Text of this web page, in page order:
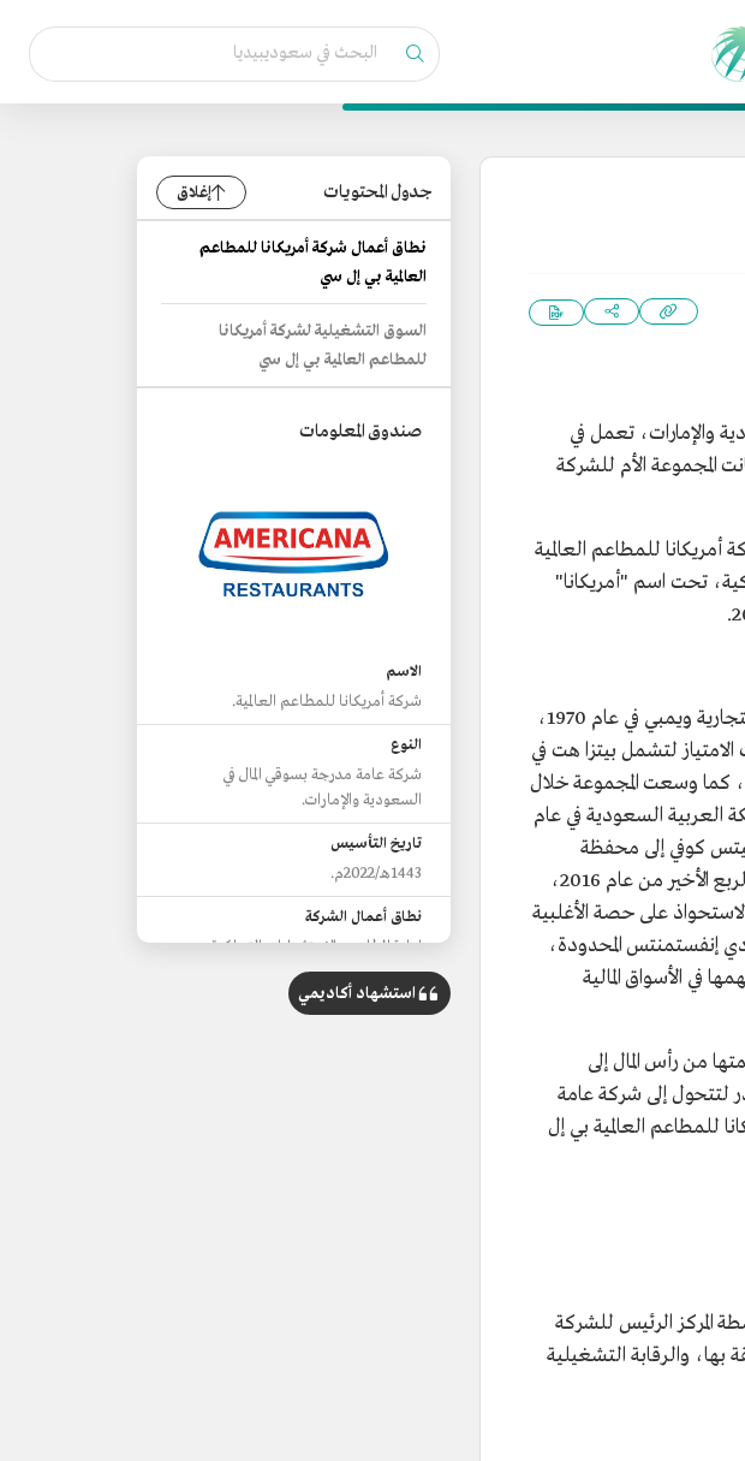
والإمارات، تعمل في
التملكية، تأسست في 26 شوال 1443هـ/27 مايو 2022م. وكانت المجموعة الأم للشركة
أمريكانا للمطاعم العالمية
تحت اسم "أمريكانا"
تأسست الشركة الأم السابقة في عام 1964 بدولة الكويت وبدأت عملياتها المتعلقة بالعلامة التجارية ويمبي في عام 1970،
2016، نوعت المجموعة شراكات الامتياز لتشمل بيتزا هت في
عام 1979، وهارديز في عام 1980، وتي جي آي إف في عام 1994، وكرسبي كريم في عام 2006، كما وسعت المجموعة خلال
افتتاح مطاعم في الإمارات العربية المتحدة في عام 1979، والمملكة العربية السعودية في عام
وفي عام 2022، أضافت المجموعة بيتس كوفي إلى محفظة
علامتها التجارية. في 29 سبتمبر 1984، تم إدراج الشركة الأم السابقة في بورصة الكويت. وفي الربع الأخير من عام 2016،
على حصة الأغلبية
إنفستمنتس المحدودة،
فألغت الشركة الأم في 23 أبريل 2018م إدراج أسهمها في الأسواق المالية
مساهمتها من رأس المال إلى
29 أغسطس 2022، أعيد تسجيل المصدر لتتحول إلى شركة عامة
للمطاعم العالمية بي إل
المركز الرئيس للشركة
بها، والرقابة التشغيلية
جدول المحتويات إغلاق
نطاق أعمال شركة أمريكانا للمطاعم
العالمية بي إل سي
السوق التشغيلية لشركة أمريكانا
للمطاعم العالمية بي إل سي
صندوق المعلومات
الاسم
شركة أمريكانا للمطاعم العالمية.
النوع
شركة عامة مدرجة بسوقي المال في
السعودية والإمارات.
تاريخ التأسيس
1443هـ/2022م.
نطاق أعمال الشركة
إدارة المطاعم والاستثمارات التملكية.
السوق التشغيلية للشركة
تنشط في قطاع تناول الطعام خارج المنزل،
استشهاد أكاديمي